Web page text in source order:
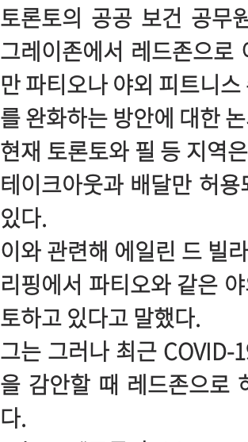
토론토의 공공 보건 공무
그레이존에서 레드존으로
만 파티오나 야외 피트니
를 완화하는 방안에 대한
현재 토론토와 필 등 지역
테이크아웃과 배달만 허
있다.
이와 관련해 에일린 드 빌
리핑에서 파티오와 같은
토하고 있다고 말했다.
그는 그러나 최근 COVID-
을 감안할 때 레드존으로
다.